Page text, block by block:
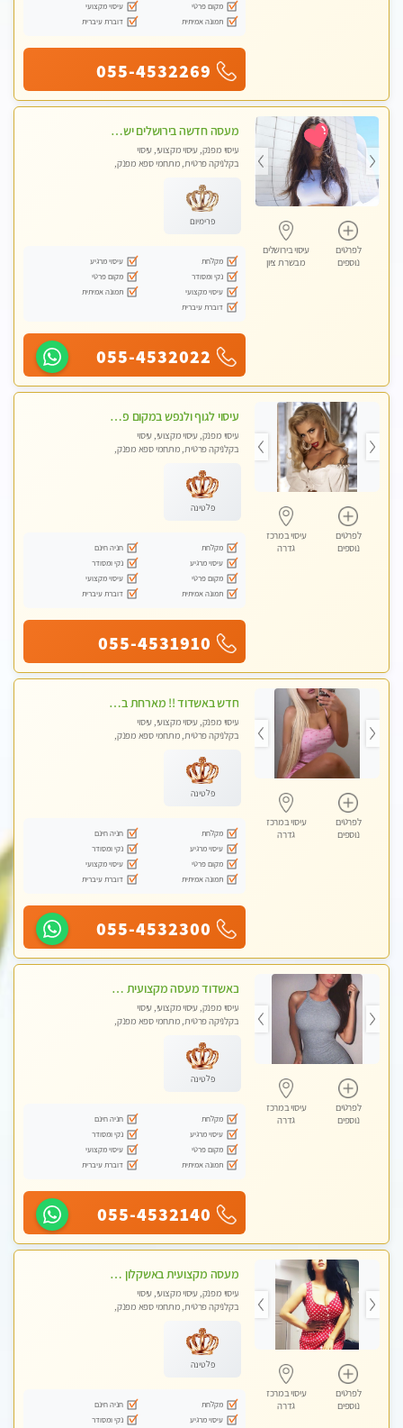
מקום פרטי
עיסוי מקצועי
תמונה אמיתית
דוברת עיברית
055-4532269
לפרטים
נוספים
עיסוי בירושלים
מבשרת ציון
מעסה חדשה בירושלים ישראלית צעירה ואיכותית לעיסוי מרגיע ומפנק VIP-מומלץ לחלוטין! פרטי! ​​​​​​ Highly recommended
עיסוי מפנק, עיסוי מקצועי, עיסוי
בקלניקה פרטית, מתחמי ספא מפנק,
פרימיום
מקלחת
עיסוי מרגיע
נקי ומסודר
מקום פרטי
עיסוי מקצועי
תמונה אמיתית
דוברת עיברית
055-4532022
לפרטים
נוספים
עיסוי במרכז
גדרה
עיסוי לגוף ולנפש במקום פרטי ואיכותי
עיסוי מפנק, עיסוי מקצועי, עיסוי
בקלניקה פרטית, מתחמי ספא מפנק,
פלטינה
מקלחת
חניה חינם
עיסוי מרגיע
נקי ומסודר
מקום פרטי
עיסוי מקצועי
תמונה אמיתית
דוברת עיברית
055-4531910
לפרטים
נוספים
עיסוי במרכז
גדרה
חדש באשדוד !! מארחת בדירתי באופן פרטי ודיסקרטי מקום יפה מסודר נקי ואווירה נעימה יחס טוב בבית חםללא מין !!
עיסוי מפנק, עיסוי מקצועי, עיסוי
בקלניקה פרטית, מתחמי ספא מפנק,
פלטינה
מקלחת
חניה חינם
עיסוי מרגיע
נקי ומסודר
מקום פרטי
עיסוי מקצועי
תמונה אמיתית
דוברת עיברית
055-4532300
לפרטים
נוספים
עיסוי במרכז
גדרה
באשדוד מעסה מקצועית חדשה ישראלית צעירה ואיכותית לעיסוי מרגיע ומפנק VIP-מומלץ לחלוטין! פרטי! ​​​​​​ Highly recommended
עיסוי מפנק, עיסוי מקצועי, עיסוי
בקלניקה פרטית, מתחמי ספא מפנק,
פלטינה
מקלחת
חניה חינם
עיסוי מרגיע
נקי ומסודר
מקום פרטי
עיסוי מקצועי
תמונה אמיתית
דוברת עיברית
055-4532140
לפרטים
נוספים
עיסוי במרכז
גדרה
מעסה מקצועית באשקלון מסאז' מפנק ומשחרר ומרגיע באווירה נעימה ושקטה
עיסוי מפנק, עיסוי מקצועי, עיסוי
בקלניקה פרטית, מתחמי ספא מפנק,
פלטינה
מקלחת
חניה חינם
עיסוי מרגיע
נקי ומסודר